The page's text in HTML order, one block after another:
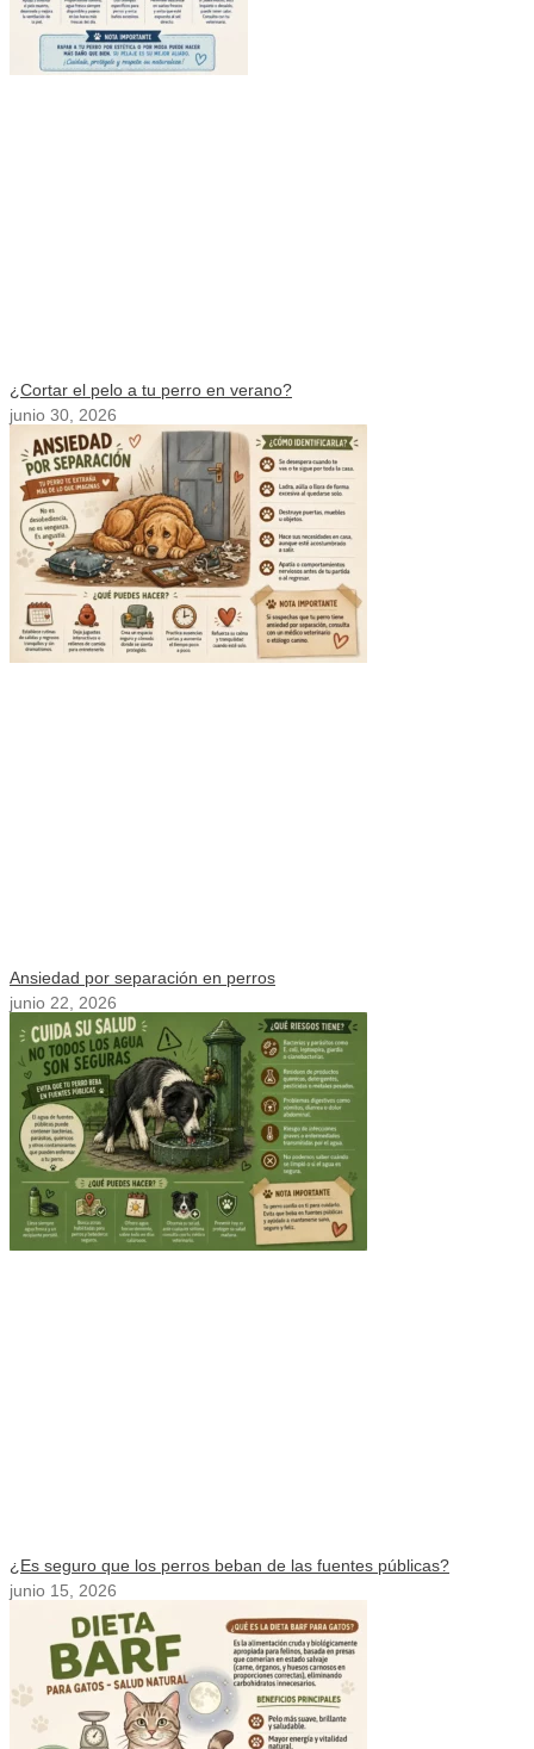
¿Cortar el pelo a tu perro en verano?
junio 30, 2026
Ansiedad por separación en perros
junio 22, 2026
¿Es seguro que los perros beban de las fuentes públicas?
junio 15, 2026